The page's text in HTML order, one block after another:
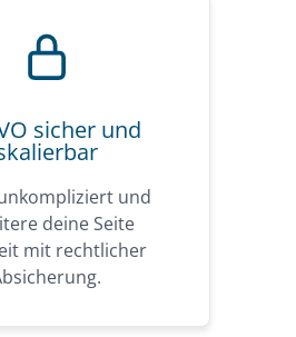
sicher und
und
deine Seite
mit rechtlicher